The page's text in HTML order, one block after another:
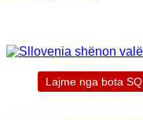
Lajme nga bota SQ